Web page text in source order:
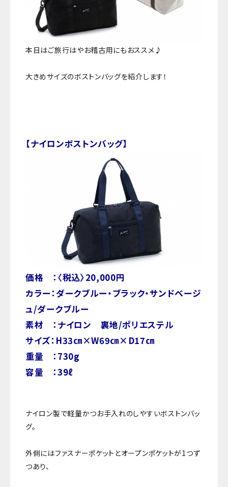
本日はご旅行はやお稽古用にもおススメ♪
大きめサイズのボストンバッグを紹介します！
【ナイロンボストンバッグ】
価格 ：〈税込〉20,000円
カラー：ダークブルー・ブラック・サンドベージ
ュ/ダークブルー
素材 ：ナイロン 裏地/ポリエステル
サイズ：H33㎝×W69㎝×D17㎝
重量 ：730g
容量 ：39ℓ
ナイロン製で軽量かつお手入れのしやすいボストンバッ
グ。
外側にはファスナーポケットとオープンポケットが1つず
つあり、